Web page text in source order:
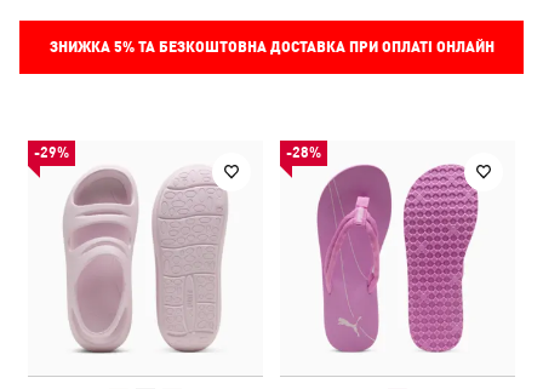
ЗНИЖКА 5%ТА БЕЗКОШТОВНА ДОСТАВКА ПРИ ОПЛАТІ ОНЛАЙН
-29% -28%